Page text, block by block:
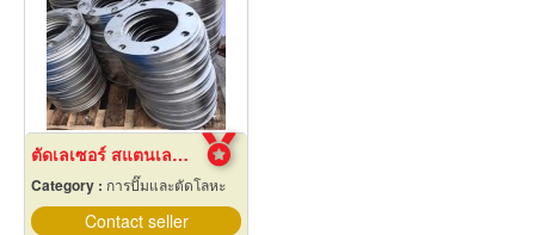
ตัดเลเซอร์ สแตนเลส ชลบุรี
Category : การปั๊มและตัดโลหะ
Contact seller